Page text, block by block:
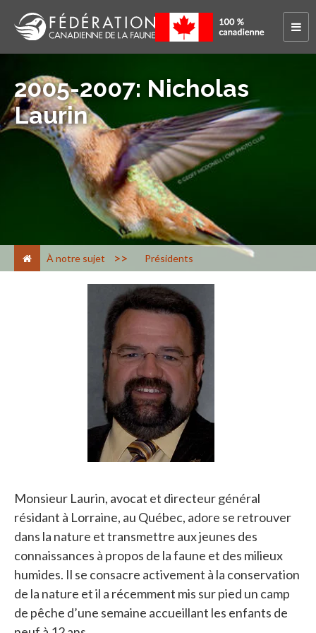
2005-2007: Nicholas
Laurin
À notre sujet > Présidents
Monsieur Laurin, avocat et directeur général
résidant à Lorraine, au Québec, adore se retrouver
dans la nature et transmettre aux jeunes des
connaissances à propos de la faune et des milieux
humides. Il se consacre activement à la conservation
de la nature et il a récemment mis sur pied un camp
de pêche d’une semaine accueillant les enfants de